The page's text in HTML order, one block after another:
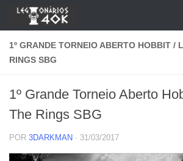
Skip to content
1º GRANDE TORNEIO ABERTO HOBBIT /
RINGS SBG
1º Grande Torneio Aberto
The Rings SBG
POR 3DARKMAN · 31/03/2017